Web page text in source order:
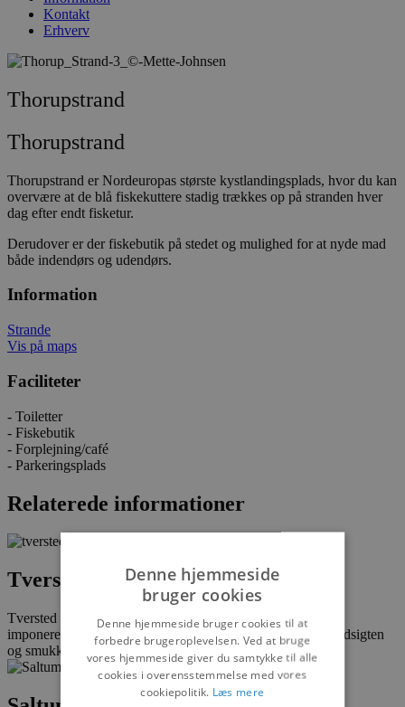
Kontakt
Erhverv
Thorupstrand
Thorupstrand
Thorupstrand er Nordeuropas største kystlandingsplads, hvor du kan
overvære at de blå fiskekuttere stadig trækkes op på stranden hver
dag efter endt fisketur.
Derudover er der fiskebutik på stedet og mulighed for at nyde mad
både indendørs og udendørs.
Information
Strande
Vis på maps
Faciliteter
- Toiletter
- Fiskebutik
- Forplejning/café
- Parkeringsplads
Relaterede informationer
Tversted strand
Tversted strand er bred hvid sandstrand med høje klitter og
imponerende udsigter beliggende nord for Hirtshals. Nyd udsigten
og smukke...
Denne hjemmeside
bruger cookies
Denne hjemmeside bruger cookies til at
forbedre brugeroplevelsen. Ved at bruge
vores hjemmeside giver du samtykke til alle
cookies i overensstemmelse med vores
cookiepolitik. Læs mere